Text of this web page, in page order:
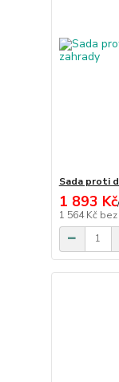
Sada proti
1 893 Kč/
1 564 Kč bez